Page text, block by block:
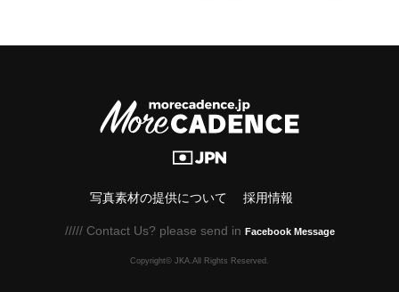
写真素材の提供について 採用情報
///// Contact Us? please send in Facebook Message
Copyright© JKA.All Rights Reserved.